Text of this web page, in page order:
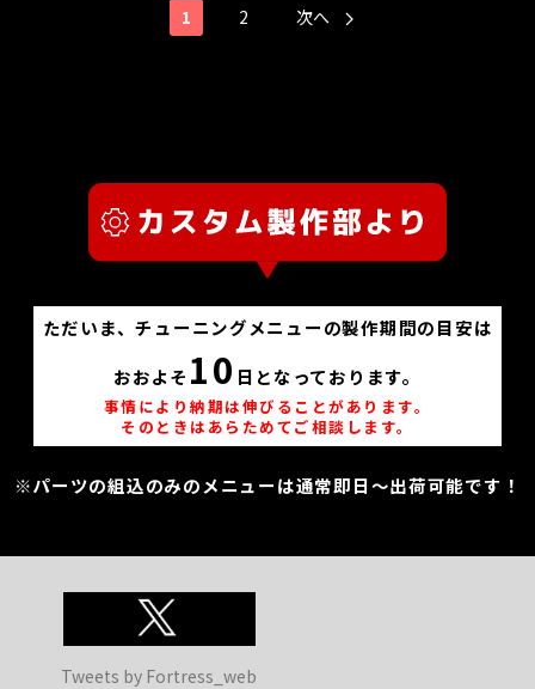
1 2 次へ
ただいま、チューニングメニューの製作期間の目安は
おおよそ 10 日となっております。
事情により納期は伸びることがあります。
そのときはあらためてご相談します。
※パーツの組込のみのメニューは通常即日～出荷可能です！
Tweets by Fortress_web